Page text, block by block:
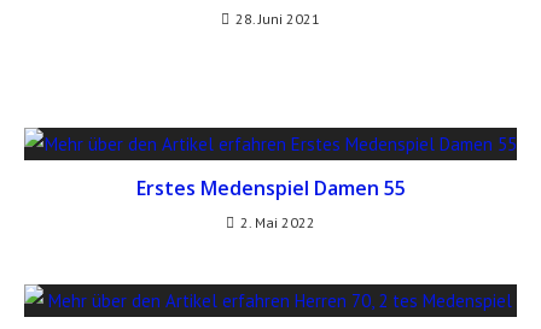
28. Juni 2021
Erstes Medenspiel Damen 55
2. Mai 2022